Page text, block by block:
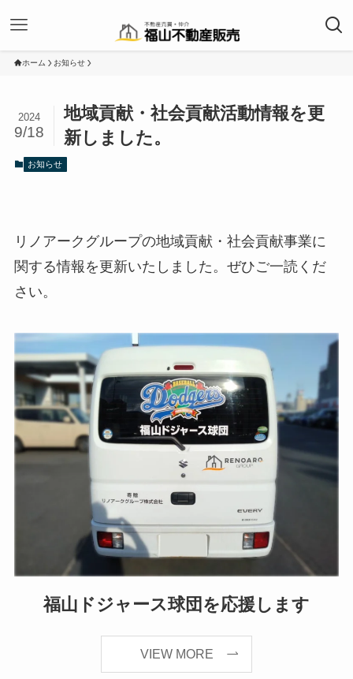
ホーム お知らせ
地域貢献・社会貢献活動情報を更
新しました。
2024
9/18
お知らせ
リノアークグループの地域貢献・社会貢献事業に
関する情報を更新いたしました。ぜひご一読くだ
さい。
福山ドジャース球団を応援します
VIEW MORE